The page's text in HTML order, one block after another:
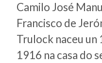
Camilo José
Francisco de
Trulock naceu un
1916 na casa do